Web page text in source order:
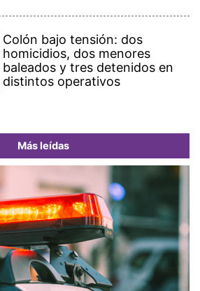
Colón bajo tensión: dos
homicidios, dos menores
baleados y tres detenidos en
distintos operativos
Más leídas